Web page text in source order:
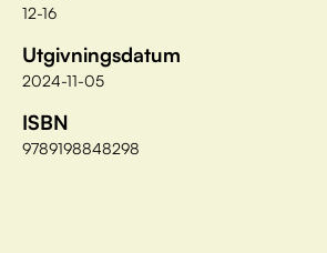
12-16
Utgivningsdatum
2024-11-05
ISBN
9789198848298